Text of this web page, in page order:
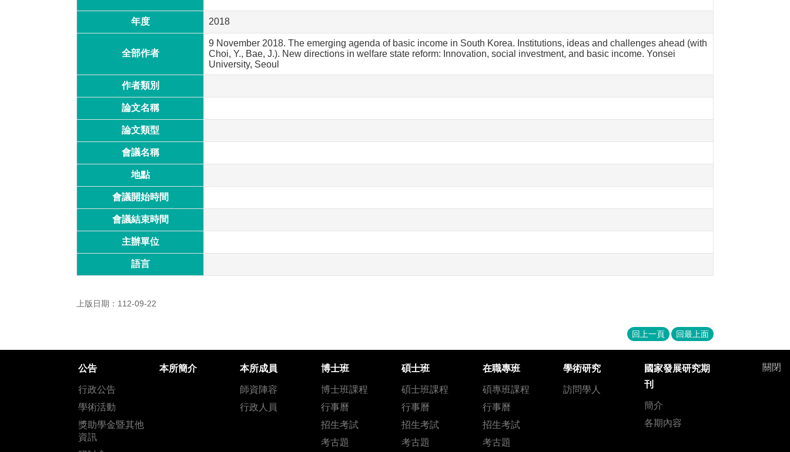
年度 2018
全部作者
9 November 2018. The emerging agenda of basic income in South Korea. Institutions, ideas and challenges ahead (with
Choi, Y., Bae, J.). New directions in welfare state reform: Innovation, social investment, and basic income. Yonsei
University, Seoul
作者類別
論文名稱
論文類型
會議名稱
地點
會議開始時間
會議結束時間
主辦單位
語言
上版日期：112-09-22
回上一頁 回最上面
關閉
公告
行政公告
學術活動
獎助學金暨其他
資訊
本所簡介 本所成員
師資陣容
行政人員
博士班
博士班課程
行事曆
招生考試
考古題
碩士班
碩士班課程
行事曆
招生考試
考古題
在職專班
碩專班課程
行事曆
招生考試
考古題
學術研究
訪問學人
國家發展研究期
刊
簡介
各期內容